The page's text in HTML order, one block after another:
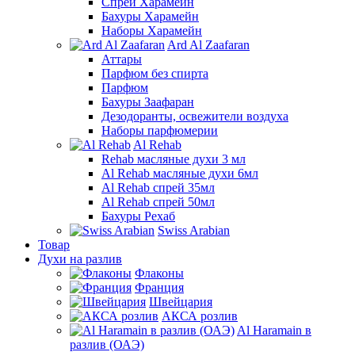
Бахуры Харамейн
Наборы Харамейн
Ard Al Zaafaran
Аттары
Парфюм без спирта
Парфюм
Бахуры Заафаран
Дезодоранты, освежители воздуха
Наборы парфюмерии
Al Rehab
Rehab масляные духи 3 мл
Al Rehab масляные духи 6мл
Al Rehab спрей 35мл
Al Rehab спрей 50мл
Бахуры Рехаб
Swiss Arabian
Товар
Духи на разлив
Флаконы
Франция
Швейцария
АКСА розлив
Al Haramain в
разлив (ОАЭ)